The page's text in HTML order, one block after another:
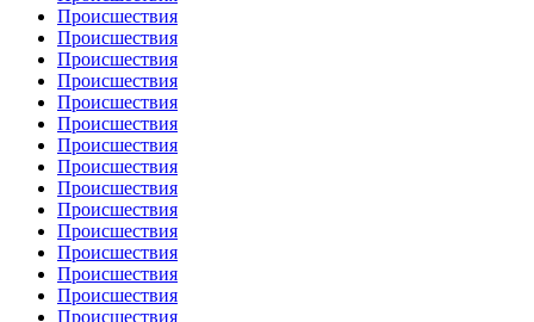
Происшествия
Происшествия
Происшествия
Происшествия
Происшествия
Происшествия
Происшествия
Происшествия
Происшествия
Происшествия
Происшествия
Происшествия
Происшествия
Происшествия
Происшествия